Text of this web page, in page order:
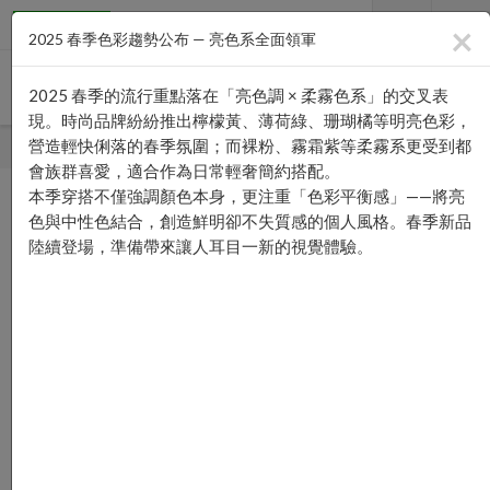
首頁 —› 商品列表 —› 男士服裝 —› 外套類
2025 春季色彩趨勢公布 — 亮色系全面領軍 ×
2025 春季的流行重點落在「亮色調 × 柔霧色系」的交叉表
現。時尚品牌紛紛推出檸檬黃、薄荷綠、珊瑚橘等明亮色彩，
營造輕快俐落的春季氛圍；而裸粉、霧霜紫等柔霧系更受到都
會族群喜愛，適合作為日常輕奢簡約搭配。
本季穿搭不僅強調顏色本身，更注重「色彩平衡感」——將亮
色與中性色結合，創造鮮明卻不失質感的個人風格。春季新品
陸續登場，準備帶來讓人耳目一新的視覺體驗。